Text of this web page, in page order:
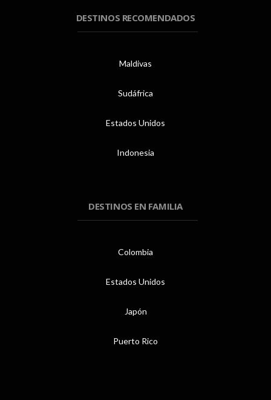
DESTINOS RECOMENDADOS
Maldivas
Sudáfrica
Estados Unidos
Indonesia
DESTINOS EN FAMILIA
Colombia
Estados Unidos
Japón
Puerto Rico